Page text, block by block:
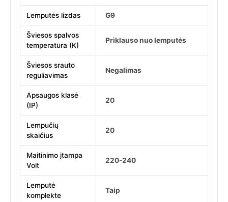
Lemputės lizdas G9
Šviesos spalvos
temperatūra (K)
Priklauso nuo lemputės
Šviesos srauto
reguliavimas
Negalimas
Apsaugos klasė
(IP)
20
Lempučių
skaičius
20
Maitinimo įtampa
Volt
220-240
Lemputė
komplekte
Taip